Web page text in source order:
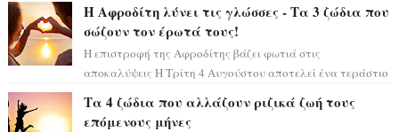
Η Αφροδίτη λύνει τις γλώσσες - Τα 3 ζώδια που
σώζουν τον έρωτά τους!
Η επιστροφή της Αφροδίτης βάζει φωτιά στις
αποκαλύψεις Η Τρίτη 4 Αυγούστου αποτελεί ένα τεράστιο
Τα 4 ζώδια που αλλάζουν ριζικά ζωή τους
επόμενους μήνες